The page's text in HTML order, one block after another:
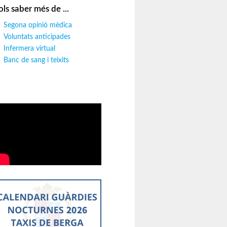
saber més de ...
Segona opinió mèdica
Voluntats anticipades
Infermera virtual
Banc de sang i teixits